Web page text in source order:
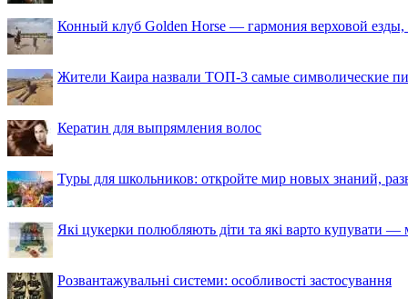
Конный клуб Golden Horse — гармония верховой езды,
Жители Каира назвали ТОП-3 самые символические
Кератин для выпрямления волос
Туры для школьников: откройте мир новых знаний,
Які цукерки полюбляють діти та які варто купувати —
Розвантажувальні системи: особливості застосування